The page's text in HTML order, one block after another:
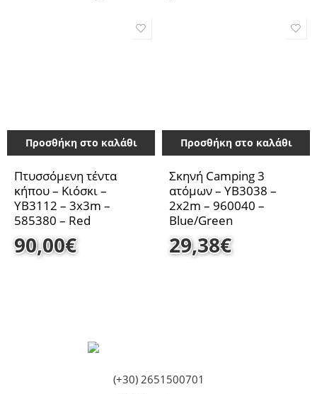
Προσθήκη στο καλάθι
Πτυσσόμενη τέντα
κήπου – Κιόσκι –
YB3112 – 3x3m –
585380 – Red
90,00€
Προσθήκη στο καλάθι
Σκηνή Camping 3
ατόμων – YB3038 –
2x2m – 960040 –
Blue/Green
29,38€
(+30) 2651500701